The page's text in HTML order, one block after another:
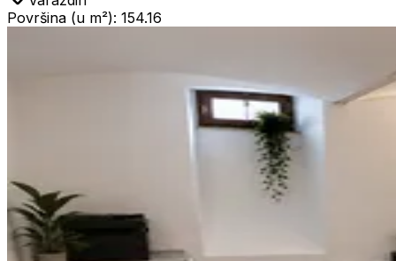
Površina (u m²): 154.16